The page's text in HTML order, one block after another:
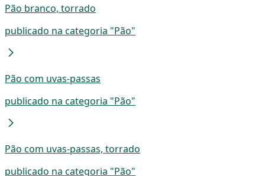
Pão branco, torrado
publicado na categoria "Pão"
Pão com uvas-passas
publicado na categoria "Pão"
Pão com uvas-passas, torrado
publicado na categoria "Pão"